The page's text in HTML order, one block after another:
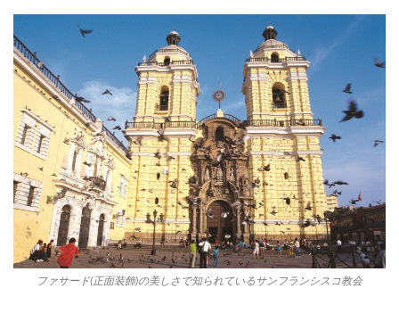
ファサード(正面装飾)の美しさで知られているサンフランシスコ教会